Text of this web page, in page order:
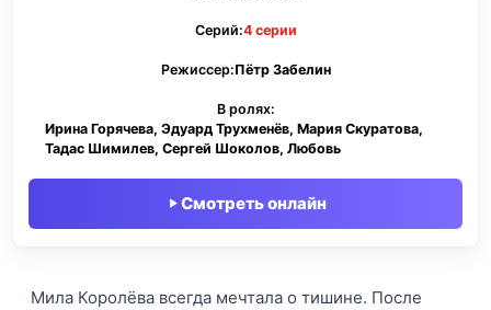
Серий:4 серии
Режиссер:Пётр Забелин
В ролях:
Ирина Горячева, Эдуард Трухменёв, Мария Скуратова,
Тадас Шимилев, Сергей Шоколов, Любовь
Смотреть онлайн
Мила Королёва всегда мечтала о тишине. После